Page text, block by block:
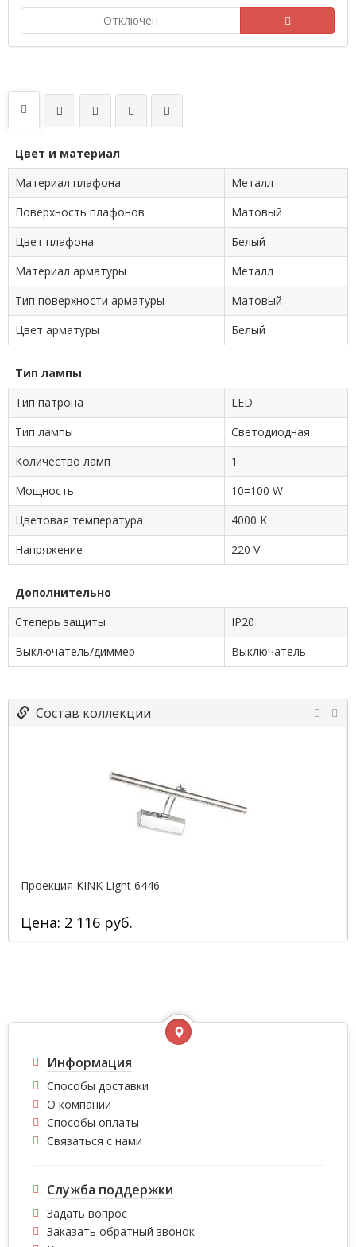
Отключен
Цвет и материал
Материал плафона
Металл
Поверхность плафонов
Матовый
Цвет плафона
Белый
Материал арматуры
Металл
Тип поверхности арматуры
Матовый
Цвет арматуры
Белый
Тип лампы
Тип патрона
LED
Тип лампы
Cветодиодная
Количество ламп
1
Мощность
10=100 W
Цветовая температура
4000 K
Напряжение
220 V
Дополнительно
Степерь защиты
IP20
Выключатель/диммер
Выключатель
Состав коллекции
Проекция KINK Light 6446
Цена: 2 116 руб.
Информация
Способы доставки
О компании
Способы оплаты
Связаться с нами
Служба поддержки
Задать вопрос
Заказать обратный звонок